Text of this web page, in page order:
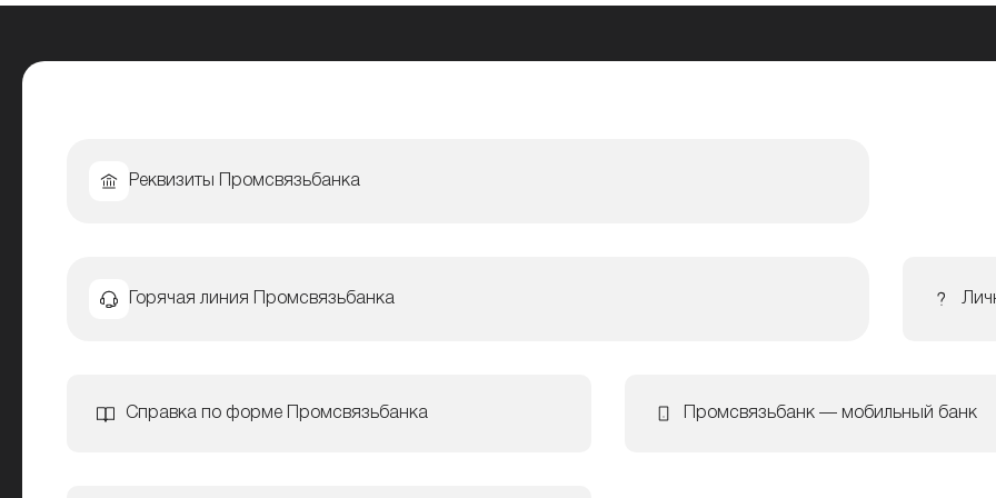
Реквизиты Промсвязьбанка
Горячая линия Промсвязьбанка
Справка по форме Промсвязьбанка Промсвязьбанк — мобильный банк